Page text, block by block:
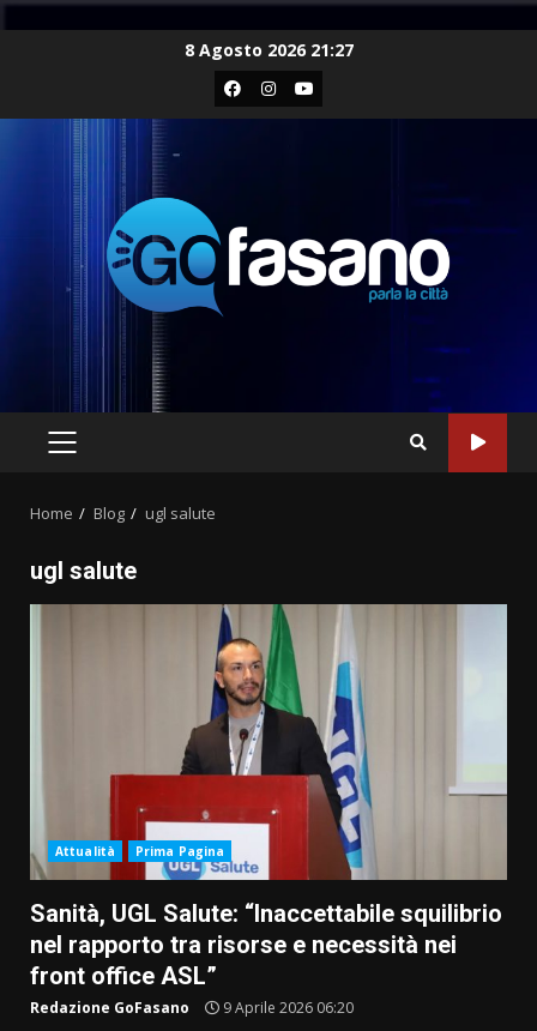
8 Agosto 2026 21:27
Facebook
Instagram
Youtube
PRIMARY
Home Blog ugl salute
ugl salute
Attualità Prima Pagina
Sanità, UGL Salute: “Inaccettabile squilibrio
nel rapporto tra risorse e necessità nei
front office ASL”
Redazione GoFasano 9 Aprile 2026 06:20